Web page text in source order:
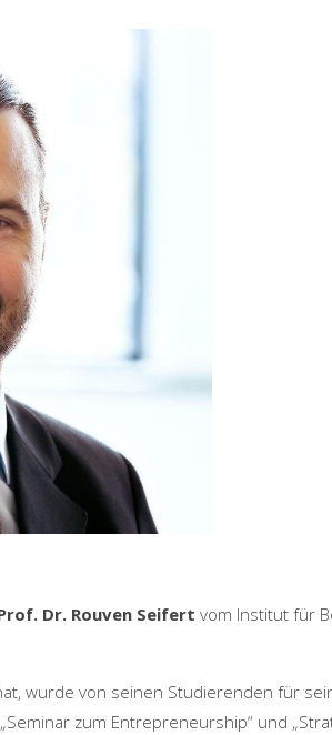
Dr. Rouven Seifert vom Institut für
wurde von seinen Studierenden für
zum Entrepreneurship“ und